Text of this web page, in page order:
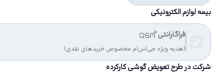
بیمه لوازم الکترونیکی
فراگارانتی
(هدیه ویژه جی‌اس‌ام مخصوص خریدهای نقدی)
شرکت در طرح تعویض گوشی کارکرده